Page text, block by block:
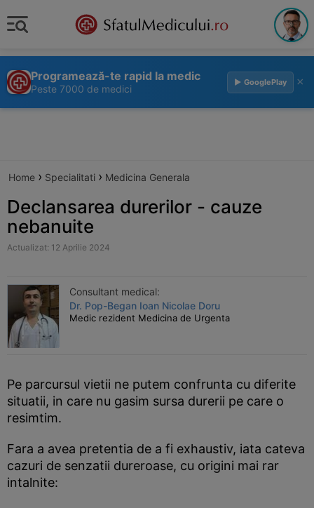
Programează-te rapid la medic
Peste 7000 de medici
▶ GooglePlay ×
Home › Specialitati › Medicina Generala
Declansarea durerilor - cauze
nebanuite
Actualizat: 12 Aprilie 2024
Consultant medical:
Dr. Pop-Began Ioan Nicolae Doru
Medic rezident Medicina de Urgenta
Pe parcursul vietii ne putem confrunta cu diferite
situatii, in care nu gasim sursa durerii pe care o
resimtim.
Fara a avea pretentia de a fi exhaustiv, iata cateva
cazuri de senzatii dureroase, cu origini mai rar
intalnite: